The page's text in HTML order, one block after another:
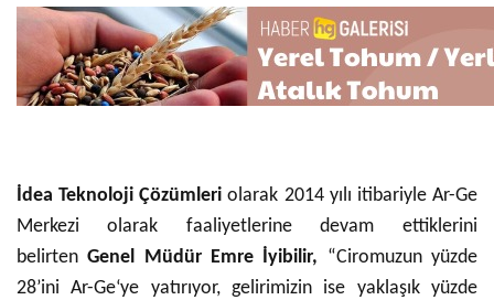
İdea Teknoloji Çözümleriolarak 2014 yılı itibariyle Ar-Ge
Merkezi olarak faaliyetlerine devam ettiklerini
belirten Genel Müdür Emre İyibilir, “Ciromuzun yüzde
28’ini Ar-Ge‘ye yatırıyor, gelirimizin ise yaklaşık yüzde